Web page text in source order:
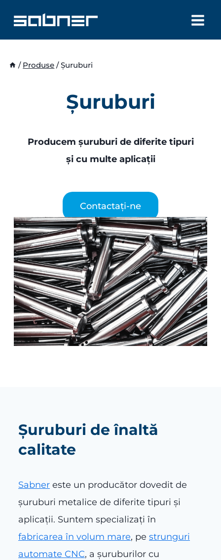
content
/ Produse / Şuruburi
Şuruburi
Producem șuruburi de diferite tipuri
și cu multe aplicații
Contactați-ne
Șuruburi de înaltă
calitate
Sabner este un producător dovedit de
șuruburi metalice de diferite tipuri și
aplicații. Suntem specializați în
fabricarea în volum mare, pe strunguri
automate CNC, a șuruburilor cu